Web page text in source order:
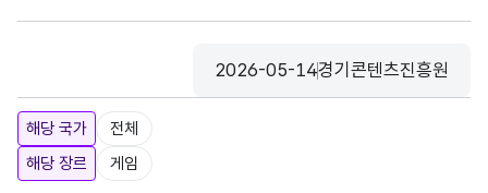
등록일
2026-05-14
수집기관
경기콘텐츠진흥원
해당 국가
전체
해당 장르
게임